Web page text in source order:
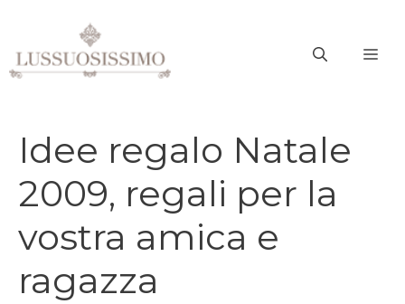
contenuto
Idee regalo Natale
2009, regali per la
vostra amica e
ragazza